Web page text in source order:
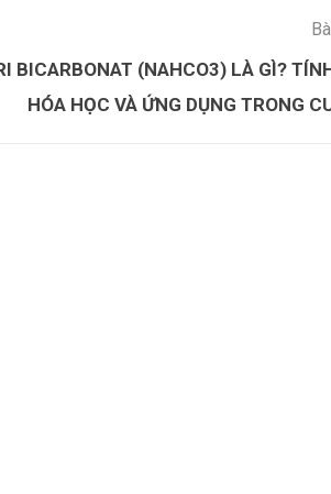
BICARBONAT (NAHCO3) LÀ GÌ?
HÓA HỌC VÀ ỨNG DỤNG TRONG